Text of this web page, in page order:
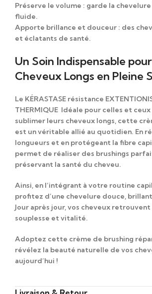
Préserve le volume : garde la
fluide.
Apporte brillance et douceur : des
et éclatants de santé.
Un Soin Indispensable
Cheveux Longs en Pleine
Le KÉRASTASE résistance
THERMIQUE Idéale pour celles et
sublimer leurs cheveux longs, cette
est unvéritable allié au quotidien. En
longueurs et en protégeant la fibre
permet de réaliser des brushings
préservant la santé du cheveu.
Ainsi, en l’intégrant à votre routine
profitez d’une chevelure douce,
Jour après jour, vos cheveux retrouvent
souplesse et vitalité.
Adoptez cette crème de brushing
révélez la beauté naturelle de vos
aujourd’hui !